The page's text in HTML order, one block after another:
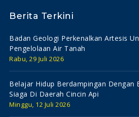
Berita Terkini
Badan Geologi Perkenalkan Artesis
Pengelolaan Air Tanah
Rabu, 29 Juli 2026
Belajar Hidup Berdampingan Dengan
Siaga Di Daerah Cincin Api
Minggu, 12 Juli 2026